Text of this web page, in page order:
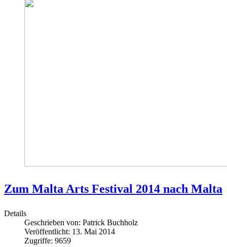
Zum Malta Arts Festival 2014 nach Malta
Details
Geschrieben von: Patrick Buchholz
Veröffentlicht: 13. Mai 2014
Zugriffe: 9659